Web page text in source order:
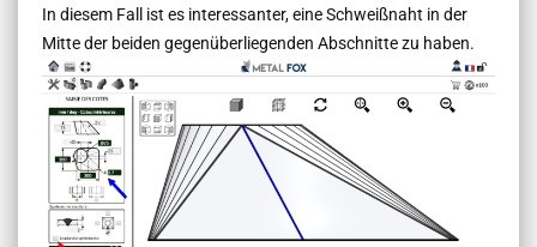
In diesem Fall ist es interessanter, eine Schweißnaht in der
Mitte der beiden gegenüberliegenden Abschnitte zu haben.